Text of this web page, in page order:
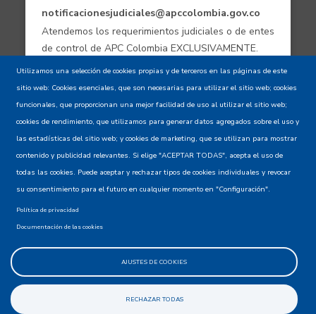
notificacionesjudiciales@apccolombia.gov.co
Atendemos los requerimientos judiciales o de entes
de control de APC Colombia EXCLUSIVAMENTE.
@apccolombia
Aviso de confidencialidad - Política de
privacidad y Condiciones de uso
Mapa del Sitio XML
Utilizamos una selección de cookies propias y de terceros en las páginas de este
sitio web: Cookies esenciales, que son necesarias para utilizar el sitio web; cookies
funcionales, que proporcionan una mejor facilidad de uso al utilizar el sitio web;
cookies de rendimiento, que utilizamos para generar datos agregados sobre el uso y
las estadísticas del sitio web; y cookies de marketing, que se utilizan para mostrar
contenido y publicidad relevantes. Si elige "ACEPTAR TODAS", acepta el uso de
todas las cookies. Puede aceptar y rechazar tipos de cookies individuales y revocar
su consentimiento para el futuro en cualquier momento en "Configuración".
Política de privacidad
Documentación de las cookies
AJUSTES DE COOKIES
RECHAZAR TODAS